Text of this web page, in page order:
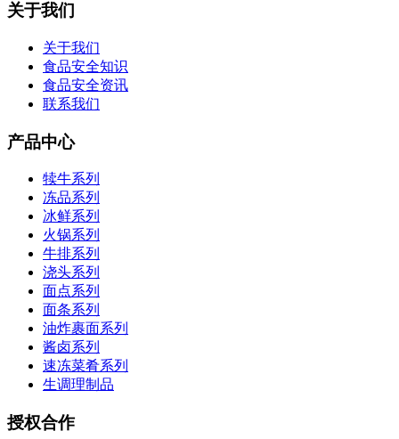
关于我们
关于我们
食品安全知识
食品安全资讯
联系我们
产品中心
犊牛系列
冻品系列
冰鲜系列
火锅系列
牛排系列
浇头系列
面点系列
面条系列
油炸裹面系列
酱卤系列
速冻菜肴系列
生调理制品
授权合作